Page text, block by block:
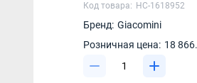
Код товара: НС-1618952
Бренд: Giacomini
Розничная цена: 18